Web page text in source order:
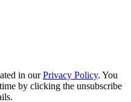
in ourPrivacy Policy. You
by clicking the unsubscribe